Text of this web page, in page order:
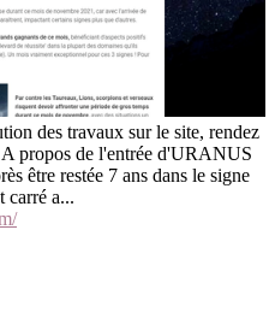
des travaux sur le site, rendez
propos de l'entrée d'URANUS
être restée 7 ans dans le signe
carré a...